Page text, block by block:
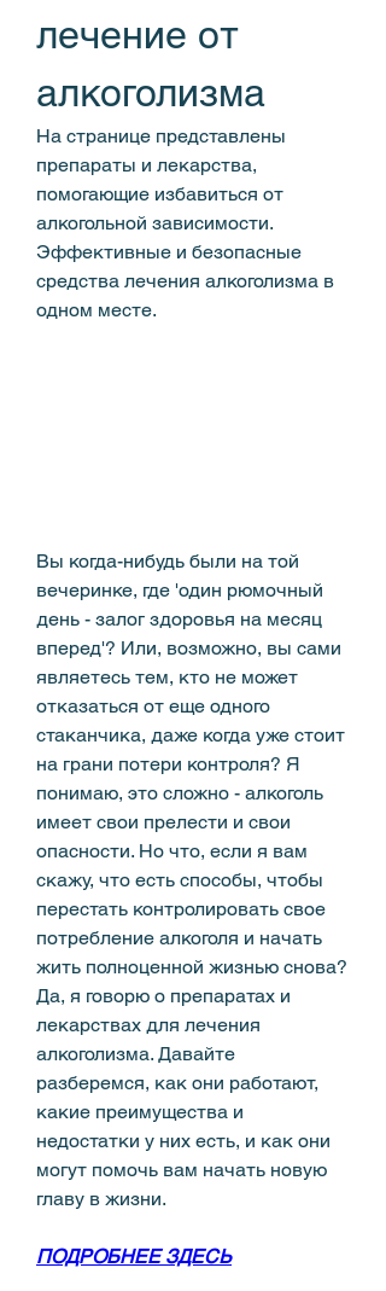
лечение от
алкоголизма
На странице представлены
препараты и лекарства,
помогающие избавиться от
алкогольной зависимости.
Эффективные и безопасные
средства лечения алкоголизма в
одном месте.
Вы когда-нибудь были на той
вечеринке, где 'один рюмочный
день - залог здоровья на месяц
вперед'? Или, возможно, вы сами
являетесь тем, кто не может
отказаться от еще одного
стаканчика, даже когда уже стоит
на грани потери контроля? Я
понимаю, это сложно - алкоголь
имеет свои прелести и свои
опасности. Но что, если я вам
скажу, что есть способы, чтобы
перестать контролировать свое
потребление алкоголя и начать
жить полноценной жизнью снова?
Да, я говорю о препаратах и
лекарствах для лечения
алкоголизма. Давайте
разберемся, как они работают,
какие преимущества и
недостатки у них есть, и как они
могут помочь вам начать новую
главу в жизни.
ПОДРОБНЕЕ ЗДЕСЬ